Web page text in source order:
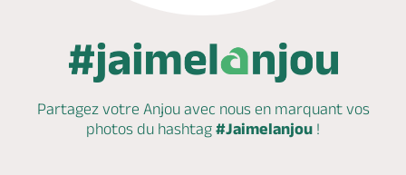
Partagez votre Anjou avec nous en marquantvos
photos du hashtag #Jaimelanjou !